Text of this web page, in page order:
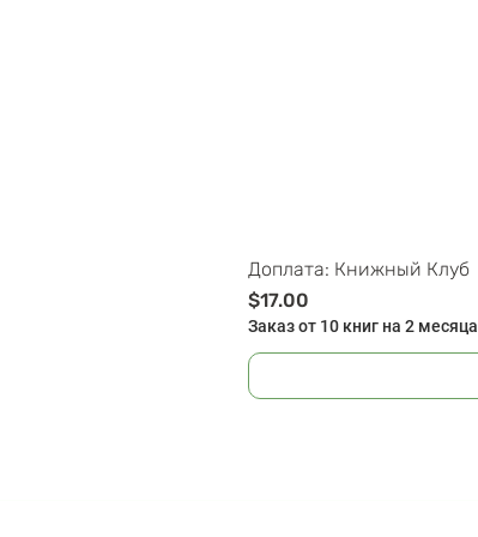
Доплата: Книжный Клуб
Цена
$17.00
Заказ от 10 книг на 2 месяца